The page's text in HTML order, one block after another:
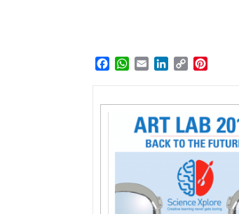
Facebook
WhatsApp
EmailLinkedIn
Copy